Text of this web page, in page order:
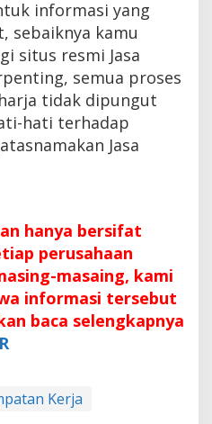
informasi yang
sebaiknya kamu
situs resmi Jasa
semua proses
tidak dipungut
hati terhadap
Jasa
hanya bersifat
perusahaan
masaing, kami
informasi tersebut
baca selengkapnya
Kerja